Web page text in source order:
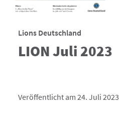
Lions Deutschland
LION Juli 2023
Veröffentlicht am 24. Juli 2023